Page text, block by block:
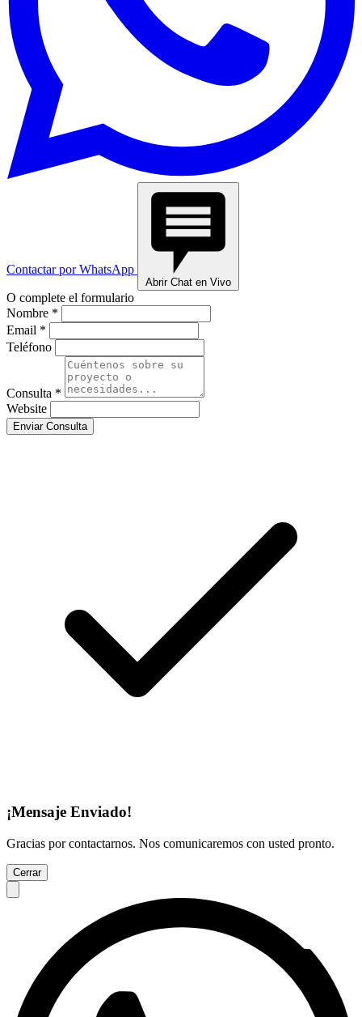
Contactar por WhatsApp
Abrir Chat en Vivo
O complete el formulario
Nombre *
Email *
Teléfono
Consulta *
Website
Enviar Consulta
¡Mensaje Enviado!
Gracias por contactarnos. Nos comunicaremos con usted pronto.
Cerrar